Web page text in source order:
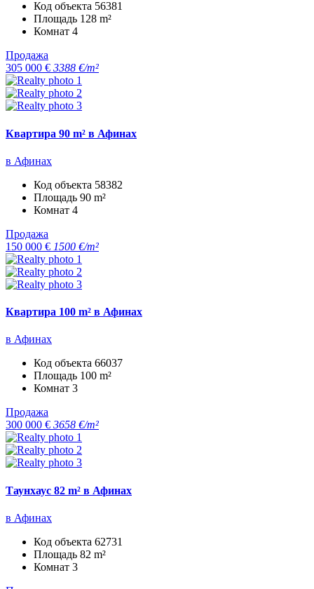
Код объекта 56381
Площадь 128 m²
Комнат 4
Продажа
305 000 € 3388 €/m²
Квартира 90 m² в Афинах
в Афинах
Код объекта 58382
Площадь 90 m²
Комнат 4
Продажа
150 000 € 1500 €/m²
Квартира 100 m² в Афинах
в Афинах
Код объекта 66037
Площадь 100 m²
Комнат 3
Продажа
300 000 € 3658 €/m²
Таунхаус 82 m² в Афинах
в Афинах
Код объекта 62731
Площадь 82 m²
Комнат 3